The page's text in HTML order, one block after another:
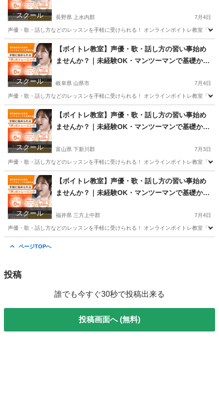
スクール
迎
長野県 上水内郡 7月4日
声優・歌・話し方などのレッスンを手軽に受けられる！ オンラインボイトレ教室「
長野 上水内郡 その他
スクール
【ボイトレ教室】声優・歌・話し方の習い事始め
ませんか？｜未経験OK・マンツーマンで基礎から
迎
岐阜県 山県市 7月4日
声優・歌・話し方などのレッスンを手軽に受けられる！ オンラインボイトレ教室「
岐阜 山県市 その他
スクール
【ボイトレ教室】声優・歌・話し方の習い事始め
ませんか？｜未経験OK・マンツーマンで基礎から
迎
富山県 下新川郡 7月3日
声優・歌・話し方などのレッスンを手軽に受けられる！ オンラインボイトレ教室「
富山 下新川郡 その他 声優
スクール
【ボイトレ教室】声優・歌・話し方の習い事始め
ませんか？｜未経験OK・マンツーマンで基礎から
迎
福井県 三方上中郡 7月4日
声優・歌・話し方などのレッスンを手軽に受けられる！ オンラインボイトレ教室「
ページTOPへ
投稿
誰でも今すぐ30秒で投稿出来る
投稿画面へ (無料)